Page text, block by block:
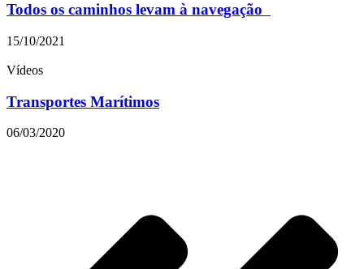
Todos os caminhos levam à navegação
15/10/2021
Vídeos
Transportes Marítimos
06/03/2020